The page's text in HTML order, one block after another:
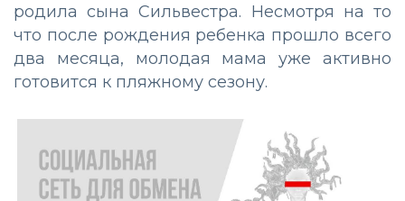
родила сына Сильвестра. Несмотря на то
что после рождения ребенка прошло всего
два месяца, молодая мама уже активно
готовится к пляжному сезону.